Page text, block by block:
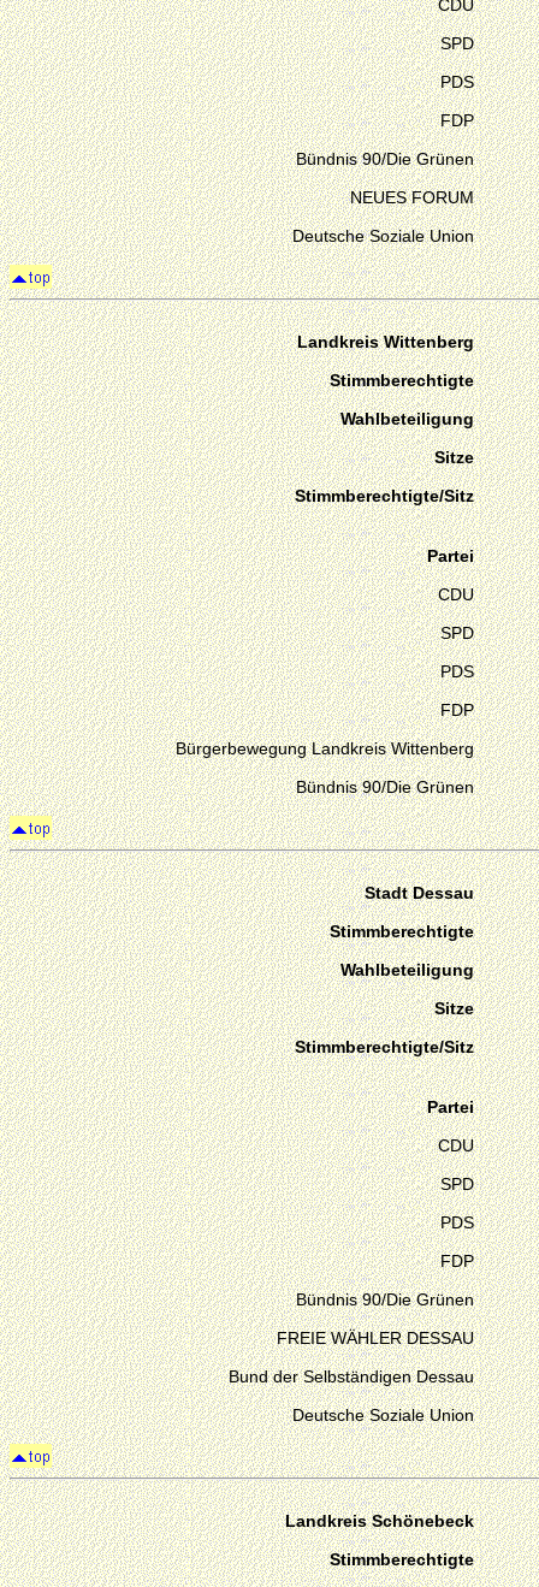
CDU
SPD
PDS
FDP
Bündnis 90/Die Grünen
NEUES FORUM
Deutsche Soziale Union
Landkreis Wittenberg
Stimmberechtigte
Wahlbeteiligung
Sitze
Stimmberechtigte/Sitz
Partei
CDU
SPD
PDS
FDP
Bürgerbewegung Landkreis Wittenberg
Bündnis 90/Die Grünen
Stadt Dessau
Stimmberechtigte
Wahlbeteiligung
Sitze
Stimmberechtigte/Sitz
Partei
CDU
SPD
PDS
FDP
Bündnis 90/Die Grünen
FREIE WÄHLER DESSAU
Bund der Selbständigen Dessau
Deutsche Soziale Union
Landkreis Schönebeck
Stimmberechtigte